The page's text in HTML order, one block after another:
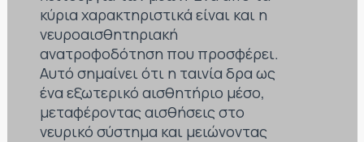
κύρια χαρακτηριστικά είναι και η
νευροαισθητηριακή
ανατροφοδότηση που προσφέρει.
Αυτό σημαίνει ότι η ταινία δρα ως
ένα εξωτερικό αισθητήριο μέσο,
μεταφέροντας αισθήσεις στο
νευρικό σύστημα και μειώνοντας